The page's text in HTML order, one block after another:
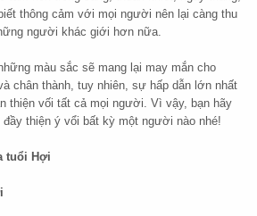
thông cảm với mọi người nên lại càng thu
người khác giới hơn nữa.
màu sắc sẽ mang lại may mắn cho
chân thành, tuy nhiên, sự hấp dẫn lớn nhất
thiện vối tất cả mọi người. Vì vậy, bạn hãy
thiện ý vổi bất kỳ một người nào nhé!
tuổi Hợi